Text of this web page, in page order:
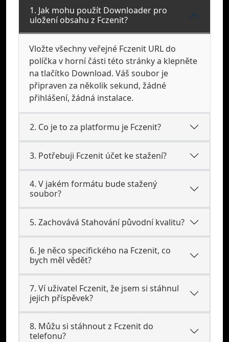
1. Jak mohu použít Downloader pro
uložení obsahu z Fczenit?
Vložte všechny veřejné Fczenit URL do
políčka v horní části této stránky a klepněte
na tlačítko Download. Váš soubor je
připraven za několik sekund, žádné
přihlášení, žádná instalace.
2. Co je to za platformu je Fczenit?
3. Potřebuji Fczenit účet ke stažení?
4. V jakém formátu bude stažený
soubor?
5. Zachovává Stahování původní kvalitu?
6. Je něco specifického na Fczenit, co
bych měl vědět?
7. Ví uživatel Fczenit, že jsem si stáhnul
jejich příspěvek?
8. Můžu si stáhnout z Fczenit do
telefonu?